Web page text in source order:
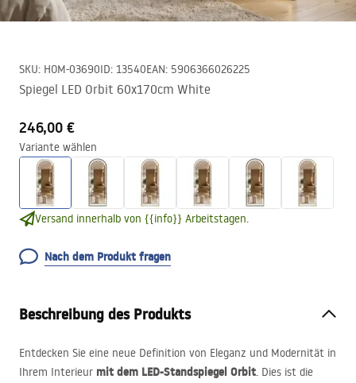
SKU: HOM-03690ID: 13540EAN: 5906366026225
Spiegel LED Orbit 60x170cm White
246,00 €
Variante wählen
Versand innerhalb von {{info}} Arbeitstagen.
Nach dem Produkt fragen
Beschreibung des Produkts
Entdecken Sie eine neue Definition von Eleganz und Modernität in
Ihrem Interieur mit dem LED-Standspiegel Orbit. Dies ist die